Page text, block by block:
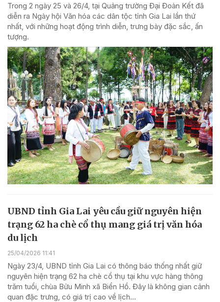
Trong 2 ngày 25 và 26/4, tại Quảng trường Đại Đoàn Kết đã
diễn ra Ngày hội Văn hóa các dân tộc tỉnh Gia Lai lần thứ
nhất, với những hoạt động trình diễn, trưng bày đặc sắc, ấn
tượng.
UBND tỉnh Gia Lai yêu cầu giữ nguyên hiện
trạng 62 ha chè cổ thụ mang giá trị văn hóa
du lịch
25/04/2026 11:41
Ngày 23/4, UBND tỉnh Gia Lai có thông báo thống nhất giữ
nguyên hiện trạng 62 ha chè cổ thụ tại khu vực hàng thông
trăm tuổi, chùa Bửu Minh xã Biển Hồ. Đây là không gian cảnh
quan đặc trưng, có giá trị cao về lịch...